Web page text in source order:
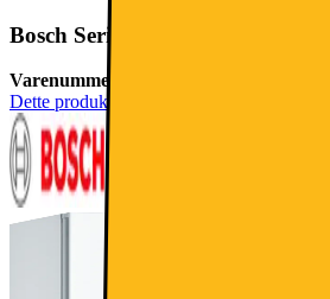
Bosch Serie 4 Kølefryseskab
Varenummer:
Dette produkt er blevet bedømt til 4.8 ud af